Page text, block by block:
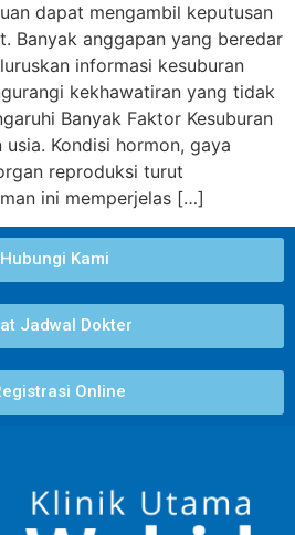
dapat mengambil keputusan
Banyak anggapan yang beredar
informasi kesuburan
kekhawatiran yang tidak
Banyak Faktor Kesuburan
Kondisi hormon, gaya
reproduksi turut
ini memperjelas […]
Hubungi Kami
Jadwal Dokter
Online